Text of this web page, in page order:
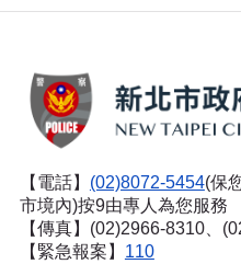
【電話】 (02)8072-5454(保
市境內)按9由專人為您服務
【傳真】(02)2966-8310、
【緊急報案】 110